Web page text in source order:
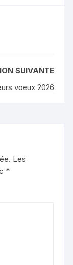
SUIVANTE
voeux 2026
Les
*